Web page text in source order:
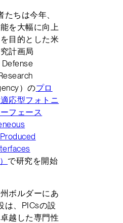
たちは今年、
を大幅に向上
目的とした米
計画局
Defense
）のプロ
応型フォトニ
フェース
で研究を開始
州ボルダーにあ
は、PICsの設
越した専門性